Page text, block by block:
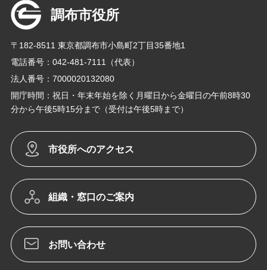
調布市役所
〒182-8511 東京都調布市小島町2丁目35番地1
電話番号：042-481-7111（代表）
法人番号：7000020132080
開庁時間：祝日・年末年始を除く月曜日から金曜日の午前8時30
分から午後5時15分まで（受付は午後5時まで）
市役所へのアクセス
組織・窓口のご案内
お問い合わせ